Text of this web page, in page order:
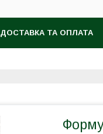
ДОСТАВКА ТА ОПЛАТА